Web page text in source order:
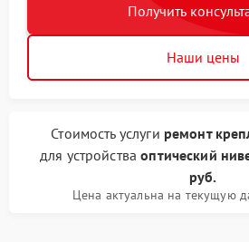
Получить
Наши цены
Стоимость услуги ремонт
для устройстваоптический
руб.
Цена актуальна на текущую